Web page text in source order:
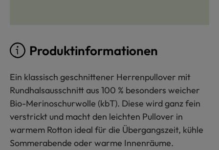
Produktinformationen
Ein klassisch geschnittener Herrenpullover mit
Rundhalsausschnitt aus 100 % besonders weicher
Bio-Merinoschurwolle (kbT). Diese wird ganz fein
verstrickt und macht den leichten Pullover in
warmem Rotton ideal für die Übergangszeit, kühle
Sommerabende oder warme Innenräume.